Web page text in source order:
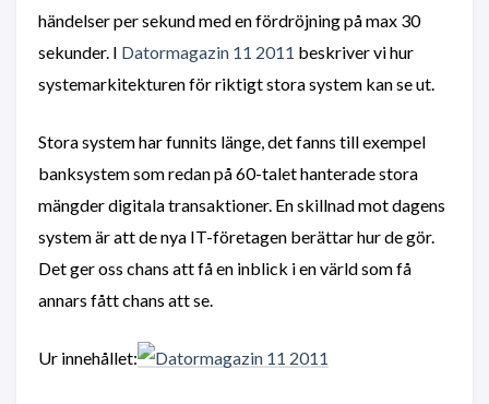
händelser per sekund med en fördröjning på max 30
sekunder. I Datormagazin 11 2011 beskriver vi hur
systemarkitekturen för riktigt stora system kan se ut.
Stora system har funnits länge, det fanns till exempel
banksystem som redan på 60-talet hanterade stora
mängder digitala transaktioner. En skillnad mot dagens
system är att de nya IT-företagen berättar hur de gör.
Det ger oss chans att få en inblick i en värld som få
annars fått chans att se.
Ur innehållet: